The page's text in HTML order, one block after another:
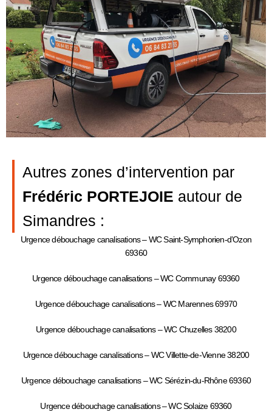
Autres zones d’intervention par
Frédéric PORTEJOIE autour de
Simandres :
Urgence débouchage canalisations – WC Saint-Symphorien-d’Ozon
69360
Urgence débouchage canalisations – WC Communay 69360
Urgence débouchage canalisations – WC Marennes 69970
Urgence débouchage canalisations – WC Chuzelles 38200
Urgence débouchage canalisations – WC Villette-de-Vienne 38200
Urgence débouchage canalisations – WC Sérézin-du-Rhône 69360
Urgence débouchage canalisations – WC Solaize 69360